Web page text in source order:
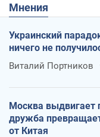
Мнения
Украинский
ничего не
Виталий Портников
Москва выдвигает
дружба
от Китая